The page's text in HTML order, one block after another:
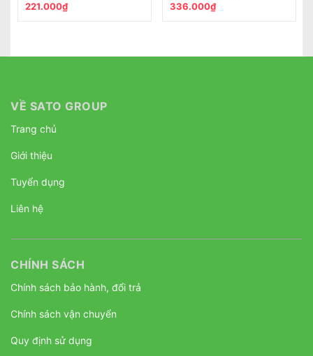
152.000₫
152.000₫
VỀ SATO GROUP
Trang chủ
Giới thiệu
Tuyển dụng
Liên hệ
CHÍNH SÁCH
Chính sách bảo hành, đổi trả
Chính sách vận chuyển
Quy định sử dụng